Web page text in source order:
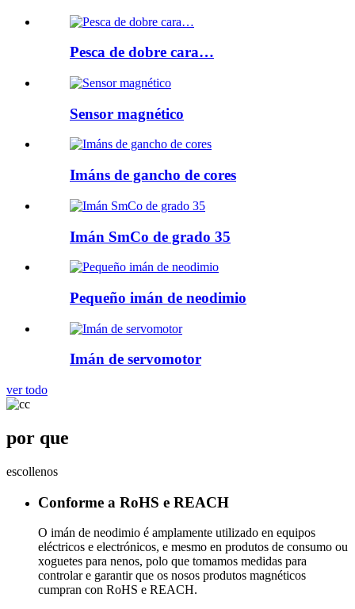
Pesca de dobre cara…
Sensor magnético
Imáns de gancho de cores
Imán SmCo de grado 35
Pequeño imán de neodimio
Imán de servomotor
ver todo
por que
escollenos
Conforme a RoHS e REACH
O imán de neodimio é amplamente utilizado en equipos
eléctricos e electrónicos, e mesmo en produtos de consumo ou
xoguetes para nenos, polo que tomamos medidas para
controlar e garantir que os nosos produtos magnéticos
cumpran con RoHS e REACH.